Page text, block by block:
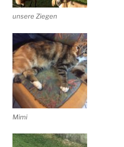
unsere Ziegen
Mimi